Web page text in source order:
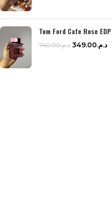
Tom Ford Cafe Rose EDP
د.م.740.00 د.م.349.00